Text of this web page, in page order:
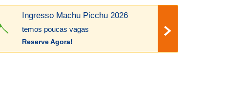
Ingresso Machu Picchu 2026
temos poucas vagas
Reserve Agora!